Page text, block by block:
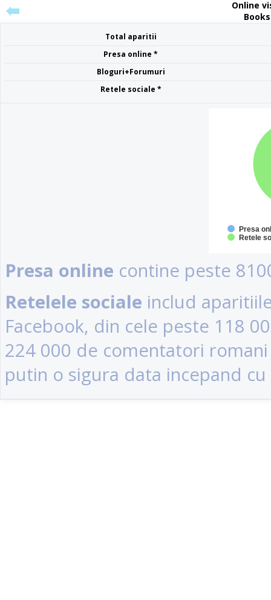
Online
Total aparitii
Presa online *
Bloguri+Forumuri
Retele sociale *
Presa
Retele
Presa online contine peste
Retelele sociale includ
Facebook, din cele peste 118
224 000 de comentatori
putin o sigura data incepand